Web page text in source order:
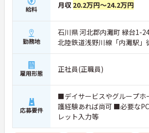
給料 月収 20.2万円～24.2万円
勤務地
石川県 河北郡内灘町 緑台1-
北陸鉄道浅野川線「内灘駅」
雇用形態 正社員(正職員)
応募要件
■デイサービスやグループホ
護経験あれば尚可 ■必要な
レット入力等